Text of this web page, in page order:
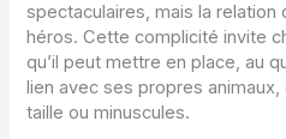
spectaculaires, mais la relation
héros. Cette complicité invite
qu’il peut mettre en place, au
lien avec ses propres
taille ou minuscules.